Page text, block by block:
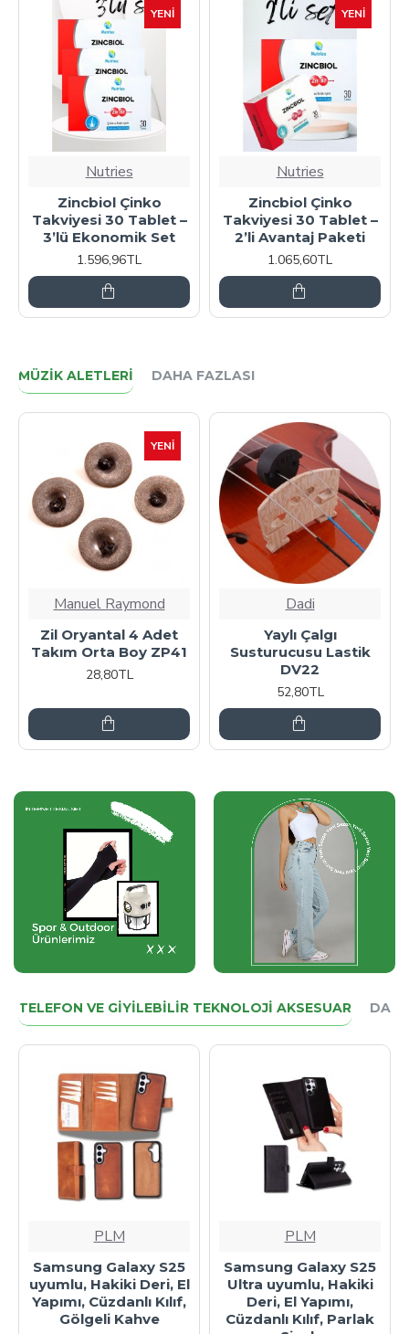
YENI
Nutries
Zincbiol Çinko
Takviyesi 30 Tablet –
3’lü Ekonomik Set
1.596,96TL
YENI
Nutries
Zincbiol Çinko
Takviyesi 30 Tablet –
2’li Avantaj Paketi
1.065,60TL
MÜZIK ALETLERI DAHA FAZLASI
YENI
Manuel Raymond
Zil Oryantal 4 Adet
Takım Orta Boy ZP41
28,80TL
Dadi
Yaylı Çalgı
Susturucusu Lastik
DV22
52,80TL
TELEFON VE GIYILEBILIR TEKNOLOJI AKSESUAR
PLM
Samsung Galaxy S25
uyumlu, Hakiki Deri, El
Yapımı, Cüzdanlı Kılıf,
Gölgeli Kahve
PLM
Samsung Galaxy S25
Ultra uyumlu, Hakiki
Deri, El Yapımı,
Cüzdanlı Kılıf, Parlak